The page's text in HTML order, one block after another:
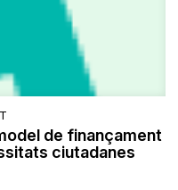
de finançament
ciutadanes